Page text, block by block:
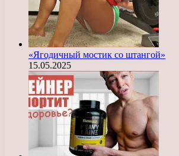
«Ягодичный мостик со штангой»
15.05.2025